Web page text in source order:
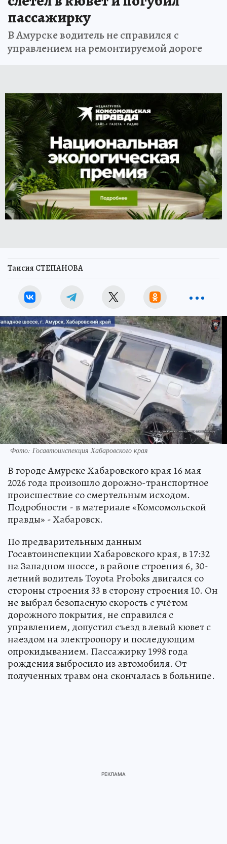
пассажирку
В Амурске водитель не справился с
управлением на ремонтируемой дороге
Таисия СТЕПАНОВА
Фото: Госавтоинспекция Хабаровского края
В городе Амурске Хабаровского края 16 мая
2026 года произошло дорожно-транспортное
происшествие со смертельным исходом.
Подробности - в материале «Комсомольской
правды» - Хабаровск.
По предварительным данным
Госавтоинспекции Хабаровского края, в 17:32
на Западном шоссе, в районе строения 6, 30-
летний водитель Toyota Proboks двигался со
стороны строения 33 в сторону строения 10. Он
не выбрал безопасную скорость с учётом
дорожного покрытия, не справился с
управлением, допустил съезд в левый кювет с
наездом на электроопору и последующим
опрокидыванием. Пассажирку 1998 года
рождения выбросило из автомобиля. От
полученных травм она скончалась в больнице.